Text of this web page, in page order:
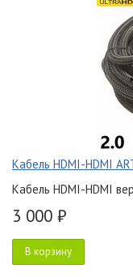
Кабель HDMI-HDMI
Кабель HDMI-HDMI
3 000 ₽
В корзину